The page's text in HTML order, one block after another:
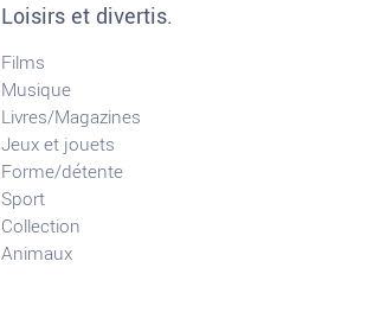
Loisirs et divertis.
Films
Musique
Livres/Magazines
Jeux et jouets
Forme/détente
Sport
Collection
Animaux